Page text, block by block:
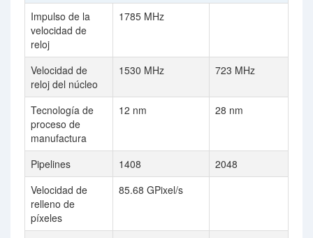
Impulso de la
velocidad de
reloj
1785 MHz
Velocidad de
reloj del núcleo
1530 MHz 723 MHz
Tecnología de
proceso de
manufactura
12 nm 28 nm
Pipelines 1408
2048
Velocidad de
relleno de
píxeles
85.68 GPixel/s